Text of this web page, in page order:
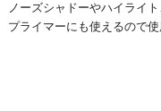
ノーズシャドーやハイライト
プライマーにも使えるので